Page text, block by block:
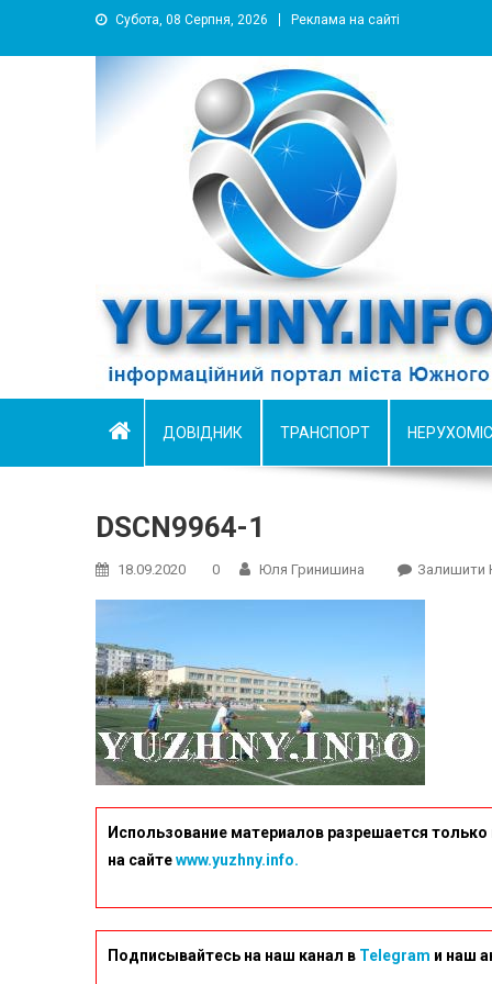
Субота, 08 Серпня, 2026 Реклама на сайті
YUZHNY.INFO
информационный портал города Южный
ДОВІДНИК ТРАНСПОРТ
DSCN9964-1
18.09.2020 0 Юля Гринишина Залишити
Использование материалов разрешается
на сайтеwww.yuzhny.info.
Подписывайтесь на наш канал в Telegram и наш